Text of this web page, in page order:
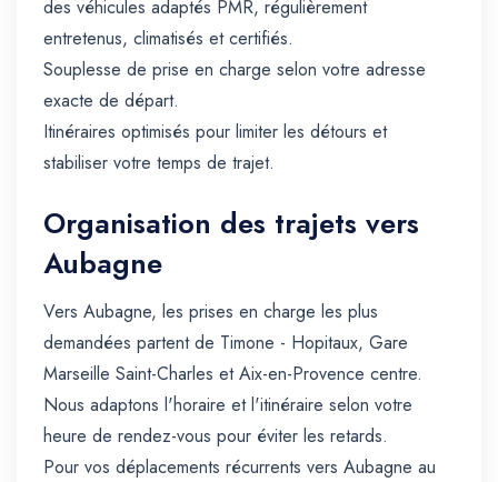
des véhicules adaptés PMR, régulièrement
entretenus, climatisés et certifiés.
Souplesse de prise en charge selon votre adresse
exacte de départ.
Itinéraires optimisés pour limiter les détours et
stabiliser votre temps de trajet.
Organisation des trajets vers
Aubagne
Vers Aubagne, les prises en charge les plus
demandées partent de Timone - Hopitaux, Gare
Marseille Saint-Charles et Aix-en-Provence centre.
Nous adaptons l'horaire et l'itinéraire selon votre
heure de rendez-vous pour éviter les retards.
Pour vos déplacements récurrents vers Aubagne au